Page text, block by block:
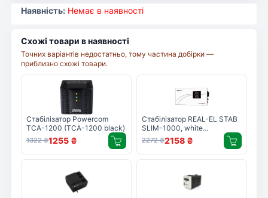
Наявність: Немає в наявності
Схожі товари в наявності
Точних варіантів недостатньо, тому частина добірки —
приблизно схожі товари.
Стабілізатор Powercom
TCA-1200 (TCA-1200 black)
1322₴1255 ₴
Стабілізатор REAL-EL STAB
SLIM-1000, white
(EL122400007)
2272₴2158 ₴